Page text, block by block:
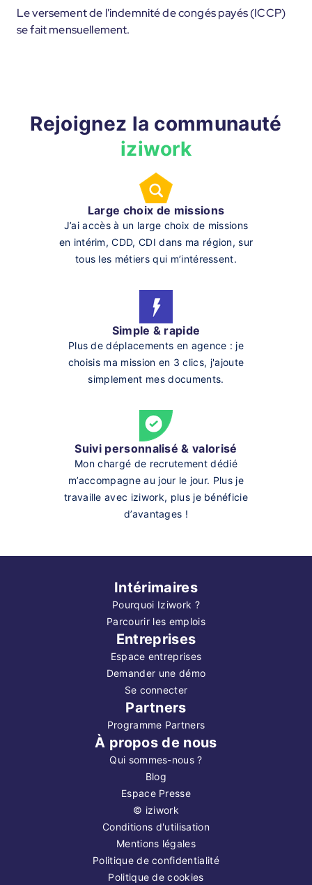
Le versement de l'indemnité de congés payés (ICCP)
se fait mensuellement.
Rejoignez la communauté
iziwork
Large choix de missions
J’ai accès à un large choix de missions
en intérim, CDD, CDI dans ma région, sur
tous les métiers qui m’intéressent.
Simple & rapide
Plus de déplacements en agence : je
choisis ma mission en 3 clics, j'ajoute
simplement mes documents.
Suivi personnalisé & valorisé
Mon chargé de recrutement dédié
m’accompagne au jour le jour. Plus je
travaille avec iziwork, plus je bénéficie
d’avantages !
Intérimaires
Pourquoi Iziwork ?
Parcourir les emplois
Entreprises
Espace entreprises
Demander une démo
Se connecter
Partners
Programme Partners
À propos de nous
Qui sommes-nous ?
Blog
Espace Presse
© iziwork
Conditions d'utilisation
Mentions légales
Politique de confidentialité
Politique de cookies